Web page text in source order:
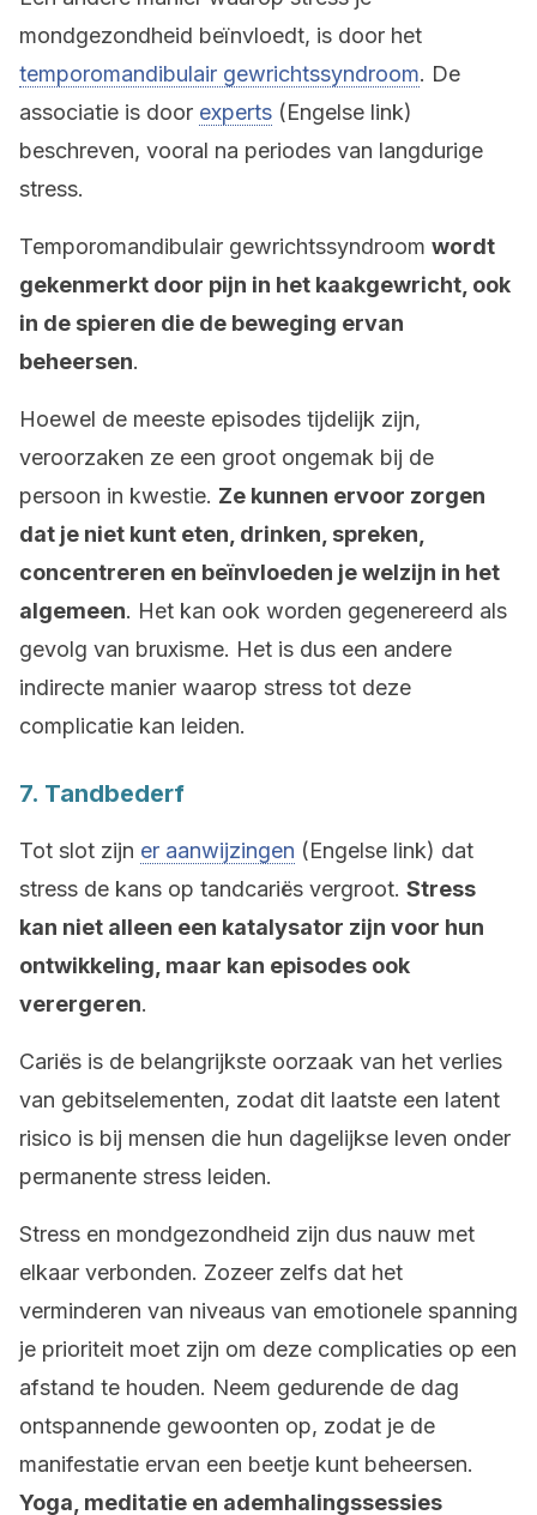
mondgezondheid beïnvloedt, is door het
temporomandibulair gewrichtssyndroom. De
associatie is door experts (Engelse link)
beschreven, vooral na periodes van langdurige
stress.
Temporomandibulair gewrichtssyndroom wordt
gekenmerkt door pijn in het kaakgewricht, ook
in de spieren die de beweging ervan
beheersen.
Hoewel de meeste episodes tijdelijk zijn,
veroorzaken ze een groot ongemak bij de
persoon in kwestie. Ze kunnen ervoor zorgen
dat je niet kunt eten, drinken, spreken,
concentreren en beïnvloeden je welzijn in het
algemeen. Het kan ook worden gegenereerd als
gevolg van bruxisme. Het is dus een andere
indirecte manier waarop stress tot deze
complicatie kan leiden.
7. Tandbederf
Tot slot zijn er aanwijzingen (Engelse link) dat
stress de kans op tandcariës vergroot. Stress
kan niet alleen een katalysator zijn voor hun
ontwikkeling, maar kan episodes ook
verergeren.
Cariës is de belangrijkste oorzaak van het verlies
van gebitselementen, zodat dit laatste een latent
risico is bij mensen die hun dagelijkse leven onder
permanente stress leiden.
Stress en mondgezondheid zijn dus nauw met
elkaar verbonden. Zozeer zelfs dat het
verminderen van niveaus van emotionele spanning
je prioriteit moet zijn om deze complicaties op een
afstand te houden. Neem gedurende de dag
ontspannende gewoonten op, zodat je de
manifestatie ervan een beetje kunt beheersen.
Yoga, meditatie en ademhalingssessies